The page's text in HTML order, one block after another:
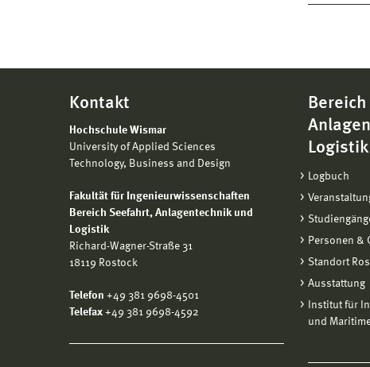
Kontakt
Hochschule Wismar
University of Applied Sciences
Technology, Business and Design
Fakultät für Ingenieurwissenschaften
Bereich Seefahrt, Anlagentechnik und
Logistik
Richard-Wagner-Straße 31
18119 Rostock
Telefon +49 381 9698-4501
Telefax +49 381 9698-4592
Logistik
Logbuch
Personen &
Standort
Ausstattung
Institut für
und